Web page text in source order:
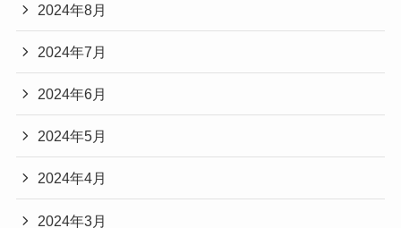
2024年8月
2024年7月
2024年6月
2024年5月
2024年4月
2024年3月